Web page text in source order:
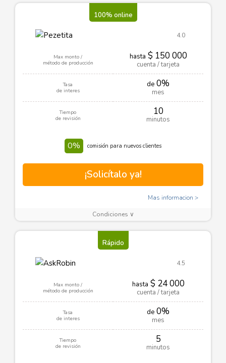
100% online
4.0
Max monto /
método de producción
hasta $ 150 000
cuenta / tarjeta
Tasa
de interes
de 0%
mes
Tiempo
de revisión
10
minutos
0% comisión para nuevos clientes
¡Solicítalo ya!
Mas informacion
Condiciones ∨
Rápido
4.5
Max monto /
método de producción
hasta $ 24 000
cuenta / tarjeta
Tasa
de interes
de 0%
mes
Tiempo
de revisión
5
minutos